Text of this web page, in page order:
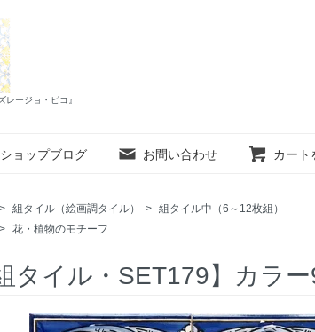
レージョ・ピコ』
ショップブログ お問い合わせ カート
> 組タイル（絵画調タイル） > 組タイル中（6～12枚組）
> 花・植物のモチーフ
組タイル・SET179】カラ